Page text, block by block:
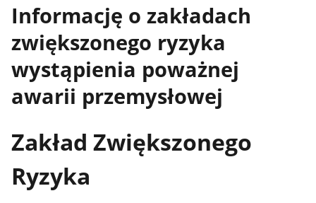
Informację o zakładach
zwiększonego ryzyka
wystąpienia poważnej
awarii przemysłowej
Zakład Zwiększonego
Ryzyka